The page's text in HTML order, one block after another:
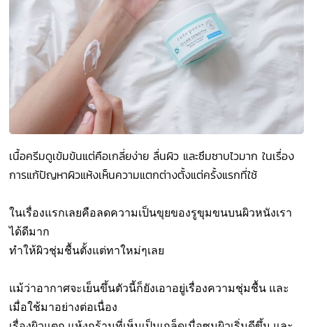
เนื้อครีมดูเข้มข้นแต่คือเกลี่ยง่าย ลื่นผิว และซึมซาบไวมาก ในเรื่อง
การแก้ปัญหาผิวแห้งเห็นความแตกต่างตั้งแต่ครั้งแรกที่ใช้
ในเรื่องแรกเลยคือลดความเป็นขุยของรูขุมขนบนผิวหนังเรา
ได้ดีมาก
ทำให้ผิวชุ่มชื้นตั้งแต่ทาใหม่ๆเลย
แม้ว่าอากาศจะเย็นขึ้นตัวนี้ก็ยังเอาอยู่เรื่องความชุ่มชื้น และ
เมื่อใช้มาอย่างต่อเนื่อง